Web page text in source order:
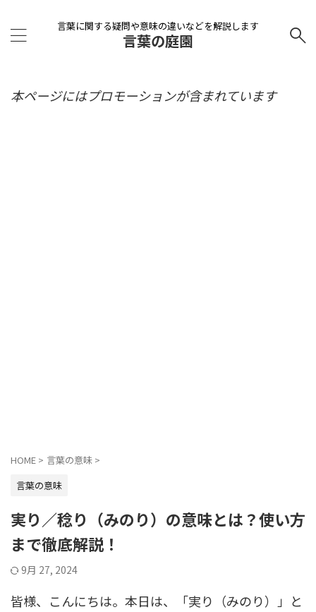
言葉に関する疑問や意味の違いなどを解説します
言葉の庭園
本ページにはプロモーションが含まれています
HOME > 言葉の意味 >
言葉の意味
実り／稔り（みのり）の意味とは？使い方
まで徹底解説！
9月 27, 2024
皆様、こんにちは。本日は、「実り（みのり）」と